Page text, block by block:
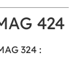
424
324 :